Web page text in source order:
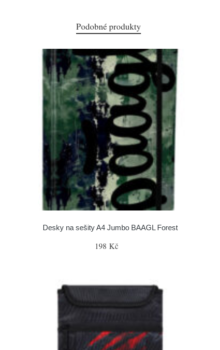
Podobné produkty
Desky na sešity A4 Jumbo BAAGL Forest
198 Kč